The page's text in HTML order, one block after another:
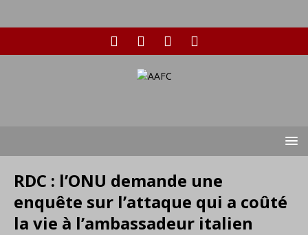
RDC : l’ONU demande une
enquête sur l’attaque qui a coûté
la vie à l’ambassadeur italien